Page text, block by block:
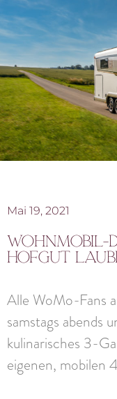
Mai 19, 2021
Wohnmobil-
Hofgut
Alle WoMo-Fans
samstags abends
kulinarisches 3-
eigenen, mobilen